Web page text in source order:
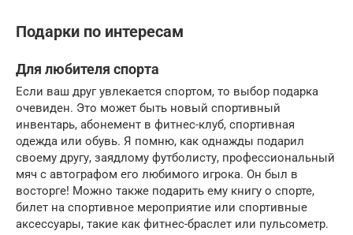
Подарки по интересам
Для любителя спорта
Если ваш друг увлекается спортом, то выбор подарка
очевиден. Это может быть новый спортивный
инвентарь, абонемент в фитнес-клуб, спортивная
одежда или обувь. Я помню, как однажды подарил
своему другу, заядлому футболисту, профессиональный
мяч с автографом его любимого игрока. Он был в
восторге! Можно также подарить ему книгу о спорте,
билет на спортивное мероприятие или спортивные
аксессуары, такие как фитнес-браслет или пульсометр.